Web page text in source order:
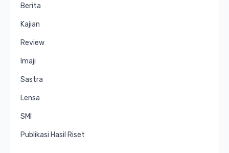
Berita
Kajian
Review
Imaji
Sastra
Lensa
SMI
Publikasi Hasil Riset